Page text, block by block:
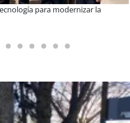
se toman La Araucanía:
las brechas y oportunidades